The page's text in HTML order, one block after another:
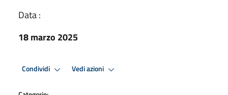
Data :
18 marzo 2025
Condividi Vedi azioni